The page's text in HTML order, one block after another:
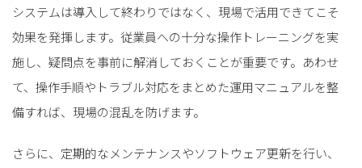
システムは導入して終わりではなく、現場で活用できてこそ
効果を発揮します。従業員への十分な操作トレーニングを実
施し、疑問点を事前に解消しておくことが重要です。あわせ
て、操作手順やトラブル対応をまとめた運用マニュアルを整
備すれば、現場の混乱を防げます。
さらに、定期的なメンテナンスやソフトウェア更新を行い、